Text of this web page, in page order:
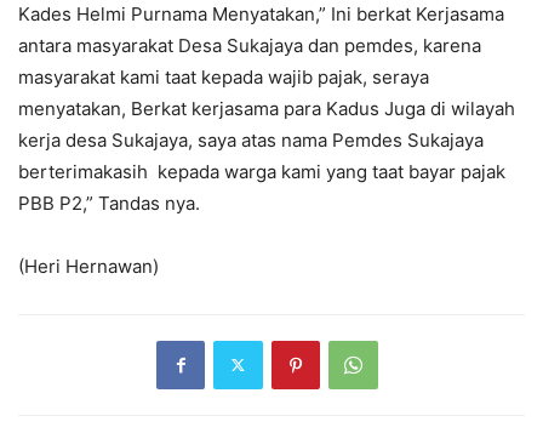
Kades Helmi Purnama Menyatakan,” Ini berkat Kerjasama
antara masyarakat Desa Sukajaya dan pemdes, karena
masyarakat kami taat kepada wajib pajak, seraya
menyatakan, Berkat kerjasama para Kadus Juga di wilayah
kerja desa Sukajaya, saya atas nama Pemdes Sukajaya
berterimakasih kepada warga kami yang taat bayar pajak
PBB P2,” Tandas nya.
(Heri Hernawan)